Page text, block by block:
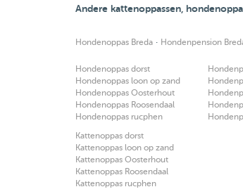
Andere kattenoppassen,
Hondenoppas Breda · Hondenpension
Hondenoppas dorst
Hondenoppas loon op zand
Hondenoppas Oosterhout
Hondenoppas Roosendaal
Hondenoppas rucphen
Kattenoppas dorst
Kattenoppas loon op zand
Kattenoppas Oosterhout
Kattenoppas Roosendaal
Kattenoppas rucphen